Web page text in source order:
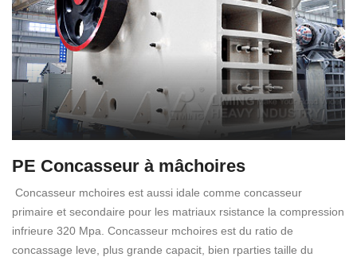
PE Concasseur à mâchoires
Concasseur mchoires est aussi idale comme concasseur
primaire et secondaire pour les matriaux rsistance la compression
infrieure 320 Mpa. Concasseur mchoires est du ratio de
concassage leve, plus grande capacit, bien rparties taille du